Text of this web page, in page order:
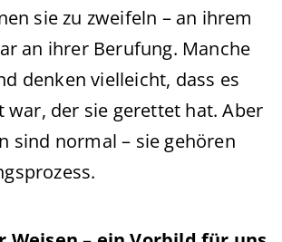
sie zu zweifeln – an ihrem
an ihrer Berufung. Manche
denken vielleicht, dass es
war, der sie gerettet hat. Aber
sind normal – sie gehören